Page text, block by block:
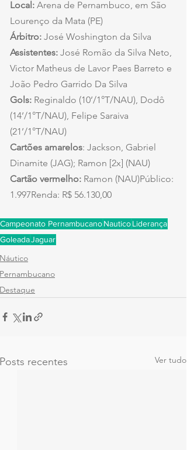
Local: Arena de Pernambuco, em São
Lourenço da Mata (PE)
Árbitro: José Woshington da Silva
Assistentes: José Romão da Silva Neto,
Victor Matheus de Lavor Paes Barreto e
João Pedro Garrido Da Silva
Gols: Reginaldo (10’/1°T/NAU), Dodô
(14’/1°T/NAU), Felipe Saraiva
(21’/1°T/NAU)
Cartões amarelos: Jackson, Gabriel
Dinamite (JAG); Ramon [2x] (NAU)
Cartão vermelho: Ramon (NAU)Público:
1.997Renda: R$ 56.130,00
Campeonato PernambucanoNauticoLiderança
GoleadaJaguar
Náutico
Pernambucano
Destaque
Posts recentes Ver tudo